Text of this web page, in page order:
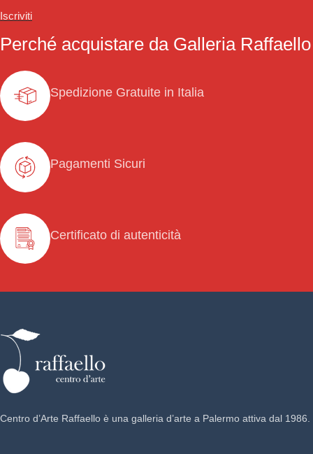
Iscriviti
Perché acquistare da Galleria Raffaello
Spedizione Gratuite in Italia
Pagamenti Sicuri
Certificato di autenticità
Centro d’Arte Raffaello è una galleria d’arte a Palermo attiva dal 1986.